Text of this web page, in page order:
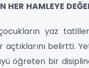
HAMLEYE
yaz
belirtti.
öğreten bir